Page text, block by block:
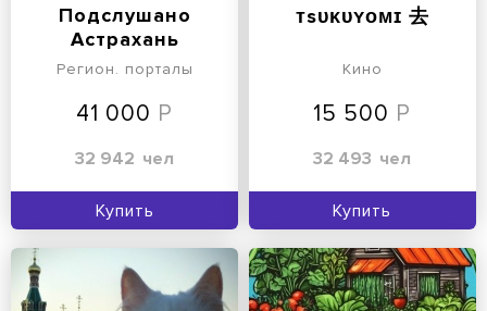
Подслушано
Астрахань
Регион. порталы
41 000
32 942 чел
Купить
ㅤᴛsᴜᴋᴜʏᴏᴍɪ 去
Кино
15 500
32 493 чел
Купить